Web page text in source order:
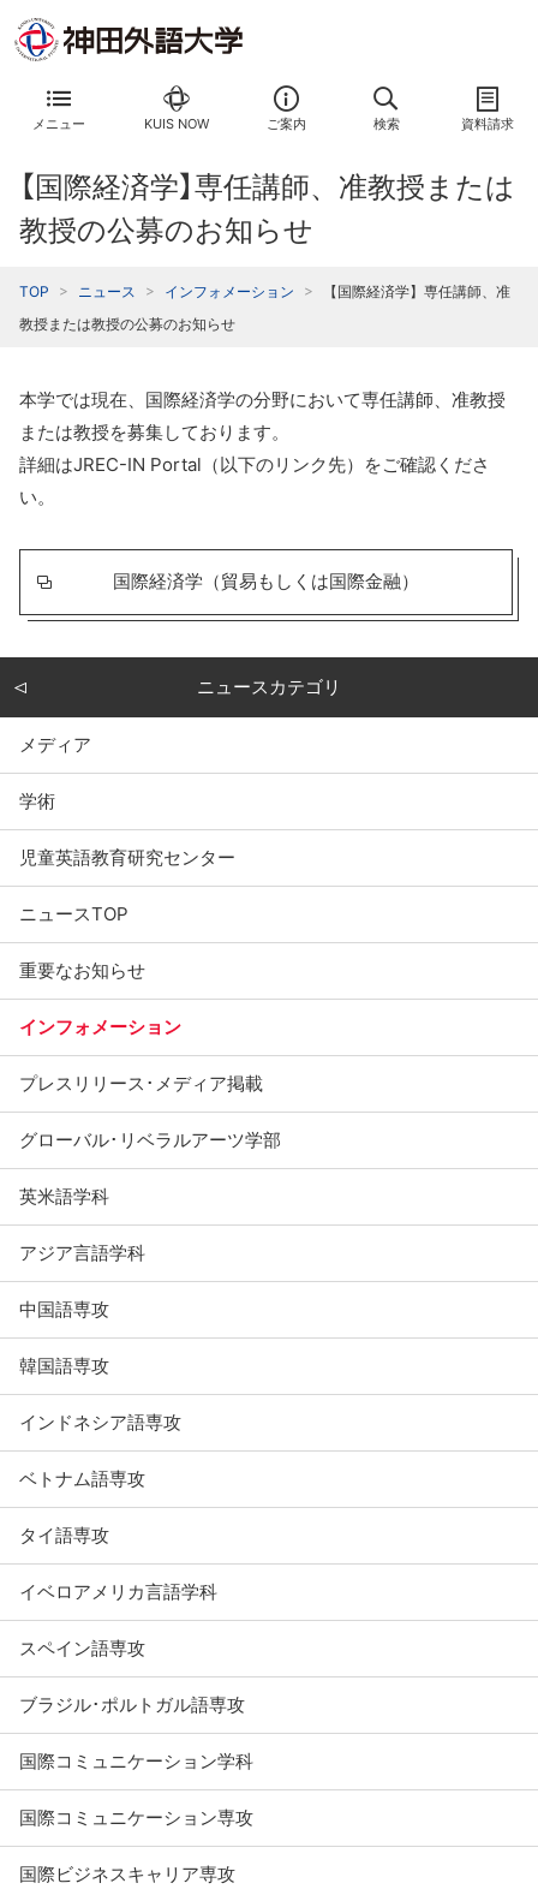
メニュー KUIS NOW ご案内 検索 資料請求
【国際経済学】専任講師、准教授または
教授の公募のお知らせ
TOP ニュース インフォメーション
【国際経済学】専任講師、准
教授または教授の公募のお知らせ
本学では現在、国際経済学の分野において専任講師、准教授
または教授を募集しております。
詳細はJREC-IN Portal（以下のリンク先）をご確認くださ
い。
国際経済学（貿易もしくは国際金融）
ニュースカテゴリ
メディア
学術
児童英語教育研究センター
ニュースTOP
重要なお知らせ
インフォメーション
プレスリリース･メディア掲載
グローバル･リベラルアーツ学部
英米語学科
アジア言語学科
中国語専攻
韓国語専攻
インドネシア語専攻
ベトナム語専攻
タイ語専攻
イベロアメリカ言語学科
スペイン語専攻
ブラジル･ポルトガル語専攻
国際コミュニケーション学科
国際コミュニケーション専攻
国際ビジネスキャリア専攻